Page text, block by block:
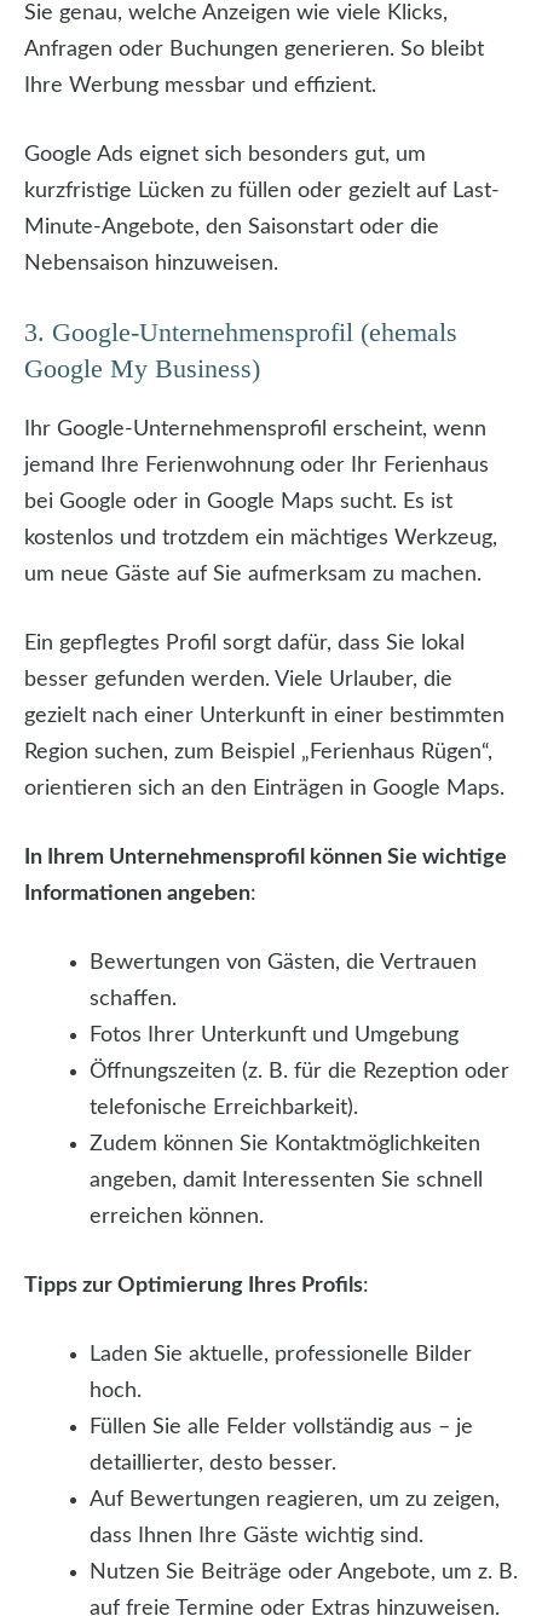
Sie genau, welche Anzeigen wie viele Klicks,
Anfragen oder Buchungen generieren. So bleibt
Ihre Werbung messbar und effizient.
Google Ads eignet sich besonders gut, um
kurzfristige Lücken zu füllen oder gezielt auf Last-
Minute-Angebote, den Saisonstart oder die
Nebensaison hinzuweisen.
3. Google-Unternehmensprofil (ehemals
Google My Business)
Ihr Google-Unternehmensprofil erscheint, wenn
jemand Ihre Ferienwohnung oder Ihr Ferienhaus
bei Google oder in Google Maps sucht. Es ist
kostenlos und trotzdem ein mächtiges Werkzeug,
um neue Gäste auf Sie aufmerksam zu machen.
Ein gepflegtes Profil sorgt dafür, dass Sie lokal
besser gefunden werden. Viele Urlauber, die
gezielt nach einer Unterkunft in einer bestimmten
Region suchen, zum Beispiel „Ferienhaus Rügen“,
orientieren sich an den Einträgen in Google Maps.
In Ihrem Unternehmensprofil können Sie wichtige
Informationen angeben:
Bewertungen von Gästen, die Vertrauen
schaffen.
Fotos Ihrer Unterkunft und Umgebung
Öffnungszeiten (z. B. für die Rezeption oder
telefonische Erreichbarkeit).
Zudem können Sie Kontaktmöglichkeiten
angeben, damit Interessenten Sie schnell
erreichen können.
Tipps zur Optimierung Ihres Profils:
Laden Sie aktuelle, professionelle Bilder
hoch.
Füllen Sie alle Felder vollständig aus – je
detaillierter, desto besser.
Auf Bewertungen reagieren, um zu zeigen,
dass Ihnen Ihre Gäste wichtig sind.
Nutzen Sie Beiträge oder Angebote, um z. B.
auf freie Termine oder Extras hinzuweisen.